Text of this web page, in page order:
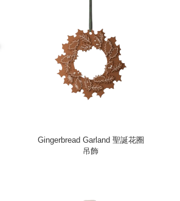
Gingerbread Garland 聖誕花圈
吊飾